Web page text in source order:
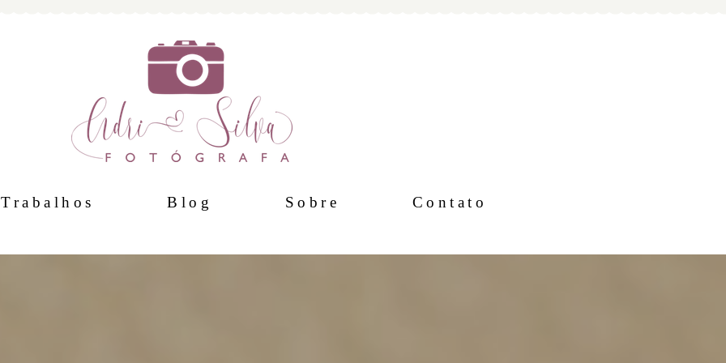
Trabalhos Blog Sobre Contato